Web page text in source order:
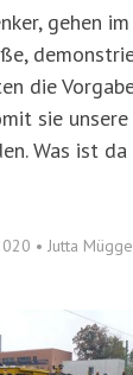
gehen
die
sie
Was ist
• Jutta Mügge